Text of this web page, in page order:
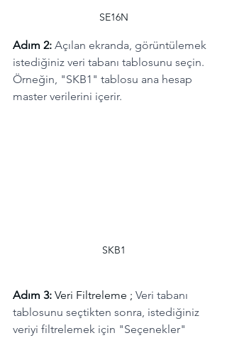
SE16N
Adım 2: Açılan ekranda, görüntülemek
istediğiniz veri tabanı tablosunu seçin.
Örneğin, "SKB1" tablosu ana hesap
master verilerini içerir.
SKB1
Adım 3: Veri Filtreleme ; Veri tabanı
tablosunu seçtikten sonra, istediğiniz
veriyi filtrelemek için "Seçenekler"